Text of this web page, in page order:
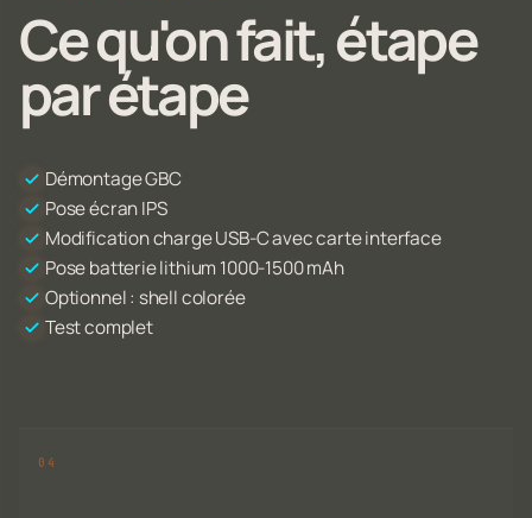
Ce qu'on fait, étape
par étape
Démontage GBC
Pose écran IPS
Modification charge USB-C avec carte interface
Pose batterie lithium 1000-1500 mAh
Optionnel : shell colorée
Test complet